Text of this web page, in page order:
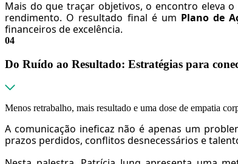
Mais do que traçar objetivos, o encontro eleva
rendimento. O resultado final é um Plano de
financeiros de excelência.
04
Do Ruído ao Resultado: Estratégias para
Menos retrabalho, mais resultado e uma dose de empatia
A comunicação ineficaz não é apenas um
prazos perdidos, conflitos desnecessários e